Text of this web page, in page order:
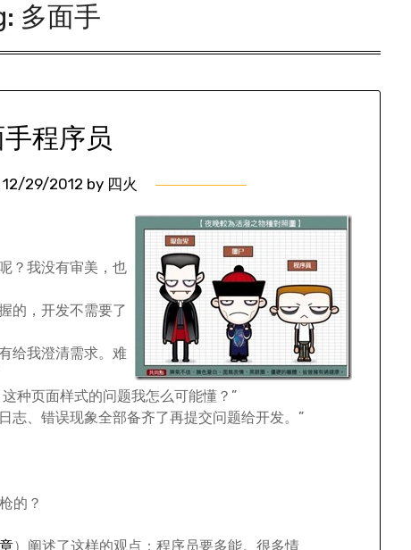
多面手
程序员
12/29/2012 by 四火
？我没有审美，也
的，开发不需要了
给我澄清需求。难
种页面样式的问题我怎么可能懂？”
志、错误现象全部备齐了再提交问题给开发。”
的？
）阐述了这样的观点：程序员要多能。很多情